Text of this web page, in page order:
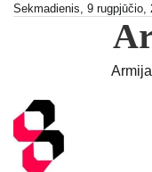
SkipSekmadienis, 9 rugpjūčio,